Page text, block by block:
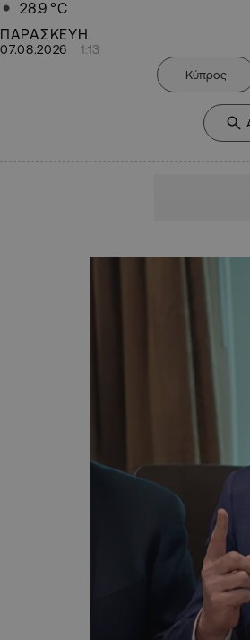
28.9 °C
ΠΑΡΑΣΚΕΥΗ
07.08.2026 1:13
Κύπρος